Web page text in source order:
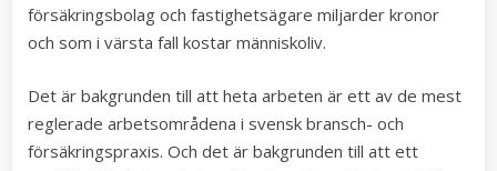
försäkringsbolag och fastighetsägare miljarder kronor
och som i värsta fall kostar människoliv.
Det är bakgrunden till att heta arbeten är ett av de mest
reglerade arbetsområdena i svensk bransch- och
försäkringspraxis. Och det är bakgrunden till att ett